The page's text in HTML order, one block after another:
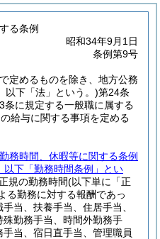
る条例
昭和34年9月1日
条例第9号
定めるものを除き、地方公務
以下「法」という。)第24条
に規定する一般職に属する
の給与に関する事項を定める
務時間、休暇等に関する条例
下「勤務時間条例」とい
規の勤務時間(以下単に「正
る勤務に対する報酬であっ
当、扶養手当、住居手当、
勤務手当、時間外勤務手
当、宿日直手当、管理職員